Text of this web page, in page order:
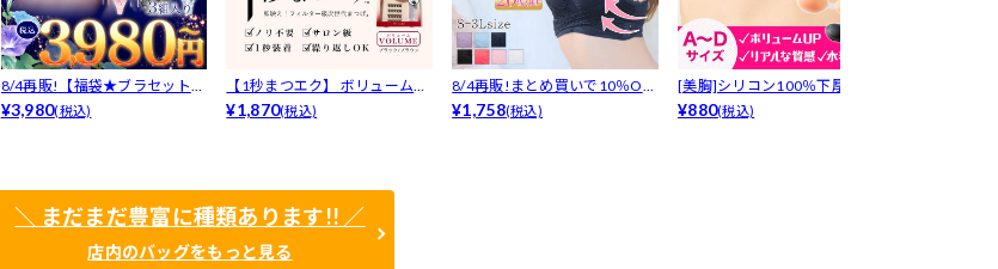
8/4再販!【福袋★ブラセット3
点入】...
¥3,980(税込)
【1秒まつエク】 ボリュームタ
イプ ブ...
¥1,870(税込)
8/4再販!まとめ買いで10％OF
F！...
¥1,758(税込)
[美胸]シリコン100％下厚プッ
シュア...
¥880(税込)
＼ まだまだ豊富に種類あります!! ／
店内のバッグをもっと見る